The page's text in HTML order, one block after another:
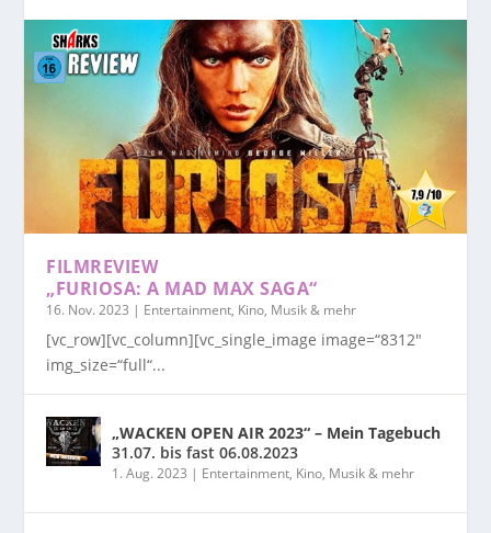
FILMREVIEW
„FURIOSA: A MAD MAX SAGA“
16. Nov. 2023 | Entertainment, Kino, Musik & mehr
[vc_row][vc_column][vc_single_image image=“8312″
img_size=“full“...
„WACKEN OPEN AIR 2023“ – Mein Tagebuch
31.07. bis fast 06.08.2023
1. Aug. 2023 | Entertainment, Kino, Musik & mehr